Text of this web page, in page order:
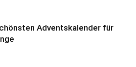
Adventskalender für